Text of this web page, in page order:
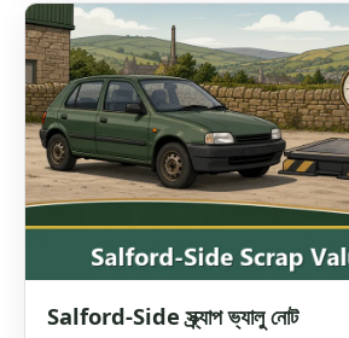
Salford-Side স্ক্র্যাপ ভ্যালু নোট